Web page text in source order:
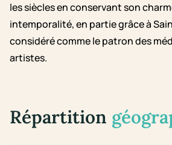
les siècles en conservant son
intemporalité, en partie grâce à
considéré comme le patron des
artistes.
Répartition